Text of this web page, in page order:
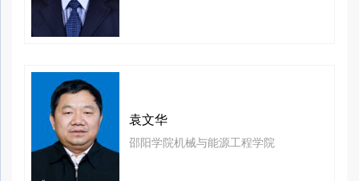
袁文华
邵阳学院机械与能源工程学院